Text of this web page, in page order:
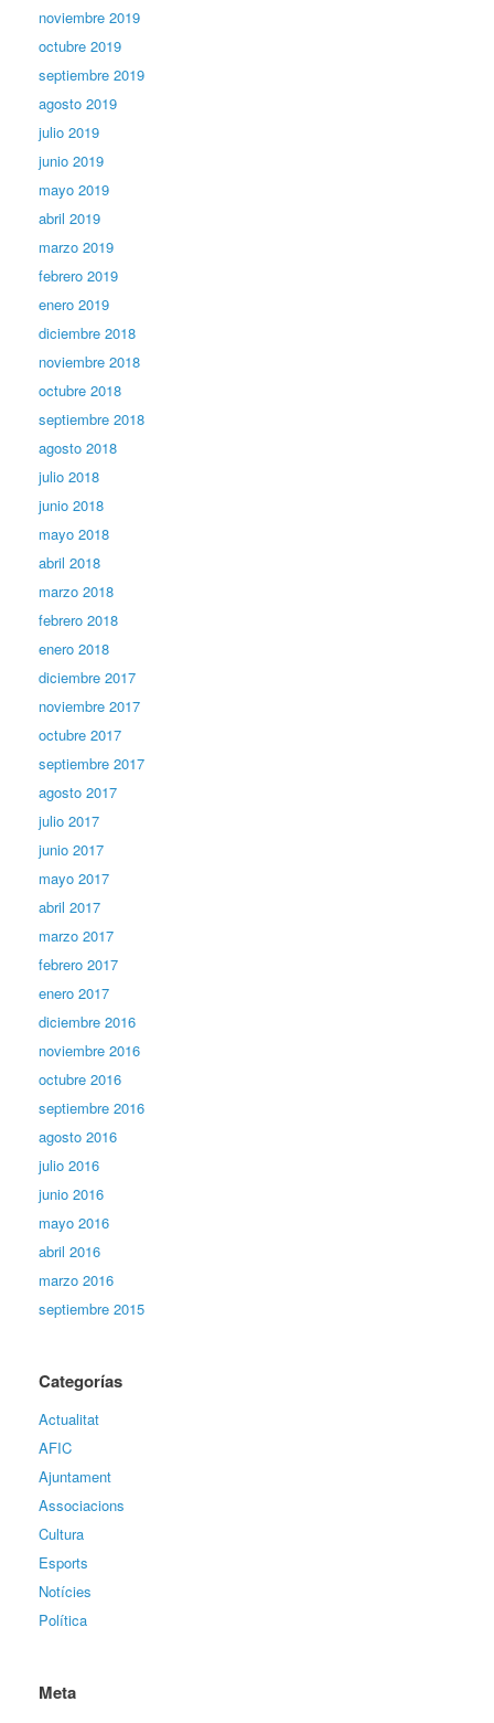
noviembre 2019
octubre 2019
septiembre 2019
agosto 2019
julio 2019
junio 2019
mayo 2019
abril 2019
marzo 2019
febrero 2019
enero 2019
diciembre 2018
noviembre 2018
octubre 2018
septiembre 2018
agosto 2018
julio 2018
junio 2018
mayo 2018
abril 2018
marzo 2018
febrero 2018
enero 2018
diciembre 2017
noviembre 2017
octubre 2017
septiembre 2017
agosto 2017
julio 2017
junio 2017
mayo 2017
abril 2017
marzo 2017
febrero 2017
enero 2017
diciembre 2016
noviembre 2016
octubre 2016
septiembre 2016
agosto 2016
julio 2016
junio 2016
mayo 2016
abril 2016
marzo 2016
septiembre 2015
Categorías
Actualitat
AFIC
Ajuntament
Associacions
Cultura
Esports
Notícies
Política
Meta